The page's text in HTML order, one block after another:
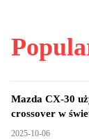
Mazda CX-30
crossover w
2025-10-06